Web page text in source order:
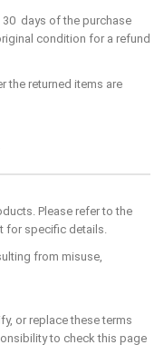
30 days of the purchase
condition for a refund
the returned items are
Please refer to the
for specific details.
from misuse,
or replace these terms
to check this page